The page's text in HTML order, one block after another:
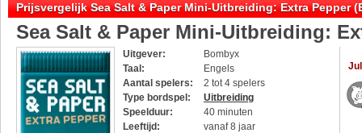
Prijsvergelijk Sea Salt & Paper Mini-Uitbreiding: Extra Pepper
Sea Salt & Paper Mini-Uitbreiding:
Uitgever:
Bombyx
Taal:
Engels
Aantal spelers:
2 tot 4 spelers
Type bordspel:
Uitbreiding
Speelduur:
40 minuten
Leeftijd:
vanaf 8 jaar